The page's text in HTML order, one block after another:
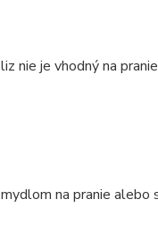
nie je vhodný na
na pranie alebo